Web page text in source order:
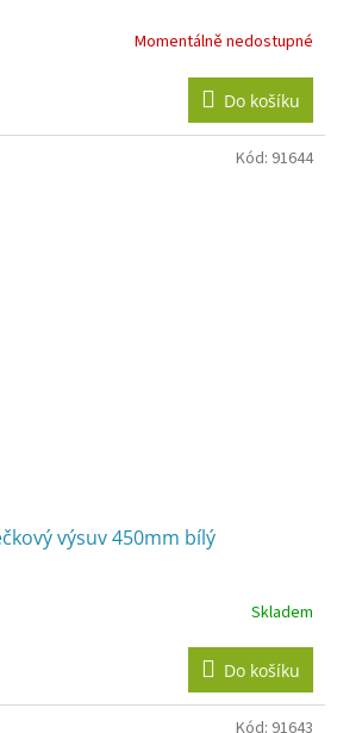
Momentálně nedostupné
Do košíku
výsuv 450mm bílý
Skladem
Do košíku
Kód: 91644